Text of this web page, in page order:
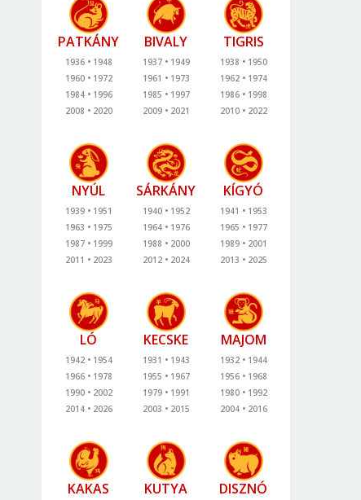
PATKÁNY
1936
1948
1960
1972
1984
1996
2008
2020
BIVALY
1937
1949
1961
1973
1985
1997
2009
2021
TIGRIS
1938
1950
1962
1974
1986
1998
2010
2022
NYÚL
1939
1951
1963
1975
1987
1999
2011
2023
SÁRKÁNY
1940
1952
1964
1976
1988
2000
2012
2024
KÍGYÓ
1941
1953
1965
1977
1989
2001
2013
2025
LÓ
1942
1954
1966
1978
1990
2002
2014
2026
KECSKE
1931
1943
1955
1967
1979
1991
2003
2015
MAJOM
1932
1944
1956
1968
1980
1992
2004
2016
KAKAS KUTYA DISZNÓ